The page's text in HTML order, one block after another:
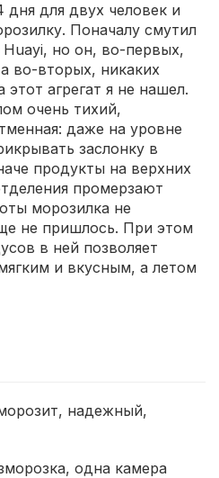
дня для двух человек и
Поначалу смутил
но он, во-первых,
во-вторых, никаких
агрегат я не нашел.
очень тихий,
даже на уровне
заслонку в
продукты на верхних
промерзают
морозилка не
не пришлось. При этом
в ней позволяет
и вкусным, а летом
надежный,
одна камера